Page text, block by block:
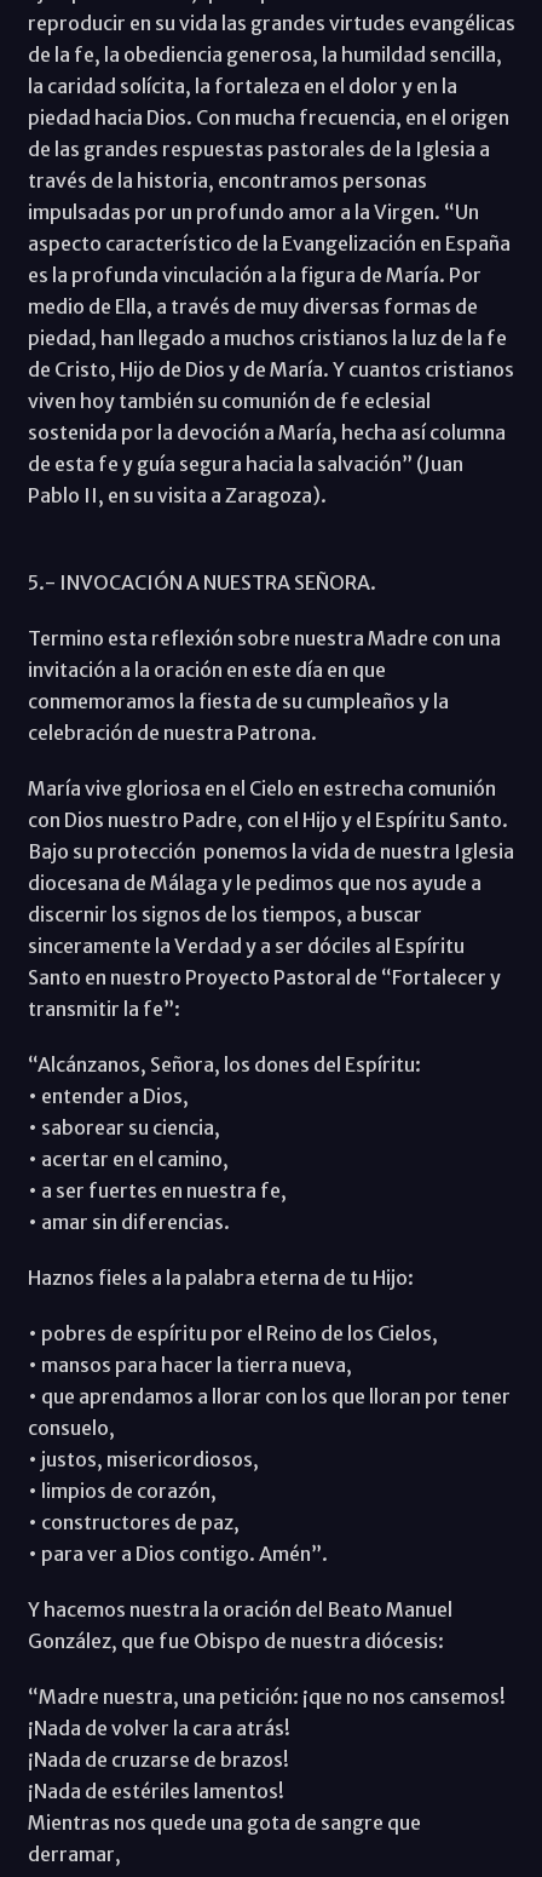
reproducir en su vida las grandes virtudes evangélicas
de la fe, la obediencia generosa, la humildad sencilla,
la caridad solícita, la fortaleza en el dolor y en la
piedad hacia Dios. Con mucha frecuencia, en el origen
de las grandes respuestas pastorales de la Iglesia a
través de la historia, encontramos personas
impulsadas por un profundo amor a la Virgen. “Un
aspecto característico de la Evangelización en España
es la profunda vinculación a la figura de María. Por
medio de Ella, a través de muy diversas formas de
piedad, han llegado a muchos cristianos la luz de la fe
de Cristo, Hijo de Dios y de María. Y cuantos cristianos
viven hoy también su comunión de fe eclesial
sostenida por la devoción a María, hecha así columna
de esta fe y guía segura hacia la salvación” (Juan
Pablo II, en su visita a Zaragoza).
5.- INVOCACIÓN A NUESTRA SEÑORA.
Termino esta reflexión sobre nuestra Madre con una
invitación a la oración en este día en que
conmemoramos la fiesta de su cumpleaños y la
celebración de nuestra Patrona.
María vive gloriosa en el Cielo en estrecha comunión
con Dios nuestro Padre, con el Hijo y el Espíritu Santo.
Bajo su protección ponemos la vida de nuestra Iglesia
diocesana de Málaga y le pedimos que nos ayude a
discernir los signos de los tiempos, a buscar
sinceramente la Verdad y a ser dóciles al Espíritu
Santo en nuestro Proyecto Pastoral de “Fortalecer y
transmitir la fe”:
“Alcánzanos, Señora, los dones del Espíritu:
• entender a Dios,
• saborear su ciencia,
• acertar en el camino,
• a ser fuertes en nuestra fe,
• amar sin diferencias.
Haznos fieles a la palabra eterna de tu Hijo:
• pobres de espíritu por el Reino de los Cielos,
• mansos para hacer la tierra nueva,
• que aprendamos a llorar con los que lloran por tener
consuelo,
• justos, misericordiosos,
• limpios de corazón,
• constructores de paz,
• para ver a Dios contigo. Amén”.
Y hacemos nuestra la oración del Beato Manuel
González, que fue Obispo de nuestra diócesis:
“Madre nuestra, una petición: ¡que no nos cansemos!
¡Nada de volver la cara atrás!
¡Nada de cruzarse de brazos!
¡Nada de estériles lamentos!
Mientras nos quede una gota de sangre que
derramar,